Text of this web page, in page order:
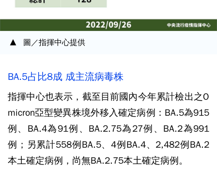
圖／指揮中心提供
BA.5占比8成 成主流病毒株
指揮中心也表示，截至目前國內今年累計檢出之O
micron亞型變異株境外移入確定病例：BA.5為915
例、BA.4為91例、BA.2.75為27例、BA.2為991
例；另累計558例BA.5、4例BA.4、2,482例BA.2
本土確定病例，尚無BA.2.75本土確定病例。